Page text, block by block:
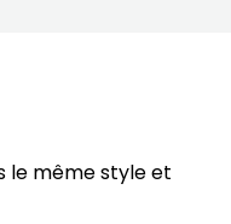
le même style et